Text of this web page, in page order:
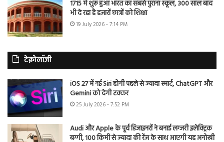
1715 में शुरू हुआ भारत का सबसे पुराना स्कूल, 300 साल बाद
भी दे रहा है हजारों छात्रों को शिक्षा
19 July 2026 - 7:14 PM
टेक्नोलॉजी
iOS 27 में नई Siri होगी पहले से ज्यादा स्मार्ट, ChatGPT और
Gemini को देगी टक्कर
25 July 2026 - 7:52 PM
Audi और Apple के पूर्व डिजाइनरों ने बनाई लग्जरी इलेक्ट्रिक
बग्गी, 100 किमी से ज्यादा की रेंज के साथ आएगी यह अनोखी